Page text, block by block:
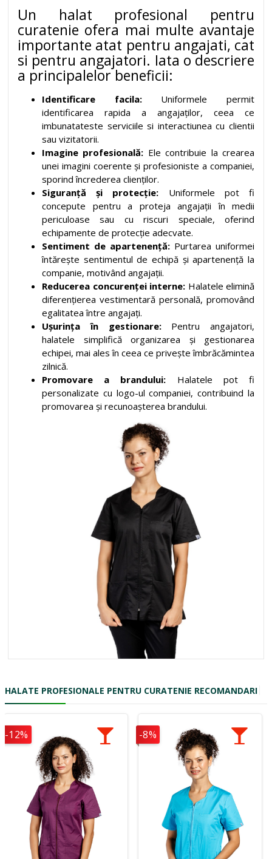
Un halat profesional pentru
curatenie ofera mai multe avantaje
importante atat pentru angajati, cat
si pentru angajatori. Iata o descriere
a principalelor beneficii:
Identificare facila: Uniformele permit
identificarea rapida a angajaților, ceea ce
imbunatateste serviciile si interactiunea cu clientii
sau vizitatorii.
Imagine profesională: Ele contribuie la crearea
unei imagini coerente și profesioniste a companiei,
sporind încrederea clienților.
Siguranță și protecție: Uniformele pot fi
concepute pentru a proteja angajații în medii
periculoase sau cu riscuri speciale, oferind
echipamente de protecție adecvate.
Sentiment de apartenență: Purtarea uniformei
întărește sentimentul de echipă și apartenență la
companie, motivând angajații.
Reducerea concurenței interne: Halatele elimină
diferențierea vestimentară personală, promovând
egalitatea între angajați.
Ușurința în gestionare:Pentru angajatori,
halatele simplifică organizarea și gestionarea
echipei, mai ales în ceea ce privește îmbrăcămintea
zilnică.
Promovare a brandului: Halatele pot fi
personalizate cu logo-ul companiei, contribuind la
promovarea și recunoașterea brandului.
HALATE PROFESIONALE PENTRU CURATENIE RECOMANDARI
-12% -8%